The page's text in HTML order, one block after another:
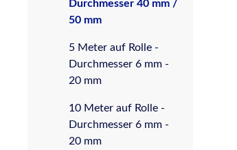
Durchmesser 40 mm /
50 mm
5 Meter auf Rolle -
Durchmesser 6 mm -
20 mm
10 Meter auf Rolle -
Durchmesser 6 mm -
20 mm